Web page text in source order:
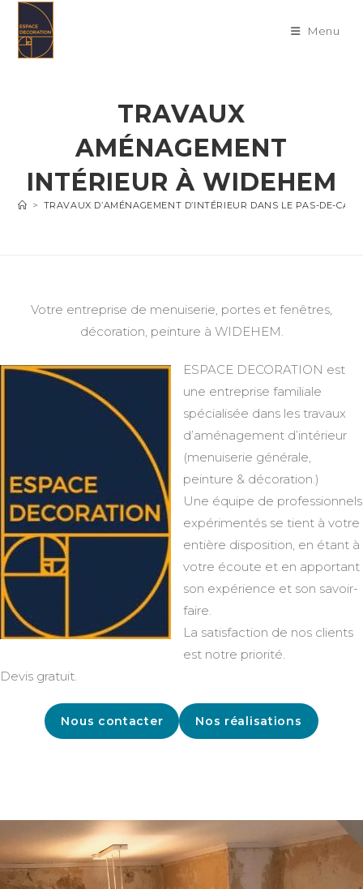
content
Menu
TRAVAUX
AMÉNAGEMENT
INTÉRIEUR À WIDEHEM
> TRAVAUX D’AMÉNAGEMENT D’INTÉRIEUR DANS LE PAS-DE-
Votre entreprise de menuiserie, portes et fenêtres,
décoration, peinture à WIDEHEM.
ESPACE DECORATION est
une entreprise familiale
spécialisée dans les travaux
d’aménagement d’intérieur
(menuiserie générale,
peinture & décoration.)
Une équipe de professionnels
expérimentés se tient à votre
entière disposition, en étant à
votre écoute et en apportant
son expérience et son savoir-
faire.
La satisfaction de nos clients
est notre priorité.
Devis gratuit.
Nous contacter Nos réalisations